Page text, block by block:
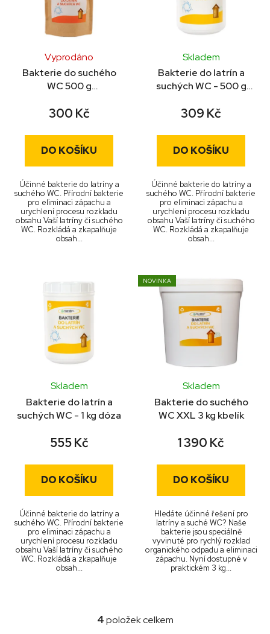
Bakterie do suchého
WC 500 g
Vyprodáno
300 Kč
DO KOŠÍKU
Účinné bakterie do latríny a
suchého WC. Přírodní bakterie
pro eliminaci zápachu a
urychlení procesu rozkladu
obsahu Vaší latríny či suchého
WC. Rozkládá a zkapalňuje
obsah...
Bakterie do latrín a
suchých WC - 500 g
Skladem
309 Kč
DO KOŠÍKU
Účinné bakterie do latríny a
suchého WC. Přírodní bakterie
pro eliminaci zápachu a
urychlení procesu rozkladu
obsahu Vaší latríny či suchého
WC. Rozkládá a zkapalňuje
obsah...
Bakterie do latrín a
suchých WC - 1 kg dóza
Průměrné
hodnocení
je
z
hvězdiček.
Skladem
555 Kč
DO KOŠÍKU
Účinné bakterie do latríny a
suchého WC. Přírodní bakterie
pro eliminaci zápachu a
urychlení procesu rozkladu
obsahu Vaší latríny či suchého
WC. Rozkládá a zkapalňuje
obsah...
NOVINKA
Bakterie do suchého
WC XXL 3 kg kbelík
Skladem
1 390 Kč
DO KOŠÍKU
Hledáte účinné řešení pro
latríny a suché WC? Naše
bakterie jsou speciálně
vyvinuté pro rychlý rozklad
organického odpadu a eliminaci
zápachu. Nyní dostupné v
praktickém 3 kg...
O
4položek celkem